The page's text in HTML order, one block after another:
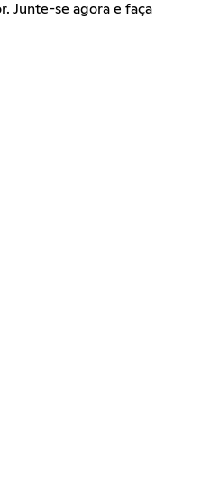
Junte-se agora e faça